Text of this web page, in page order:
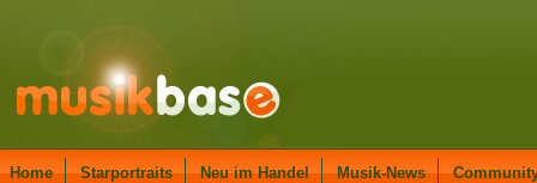
Home Starportraits Neu im Handel Musik-News